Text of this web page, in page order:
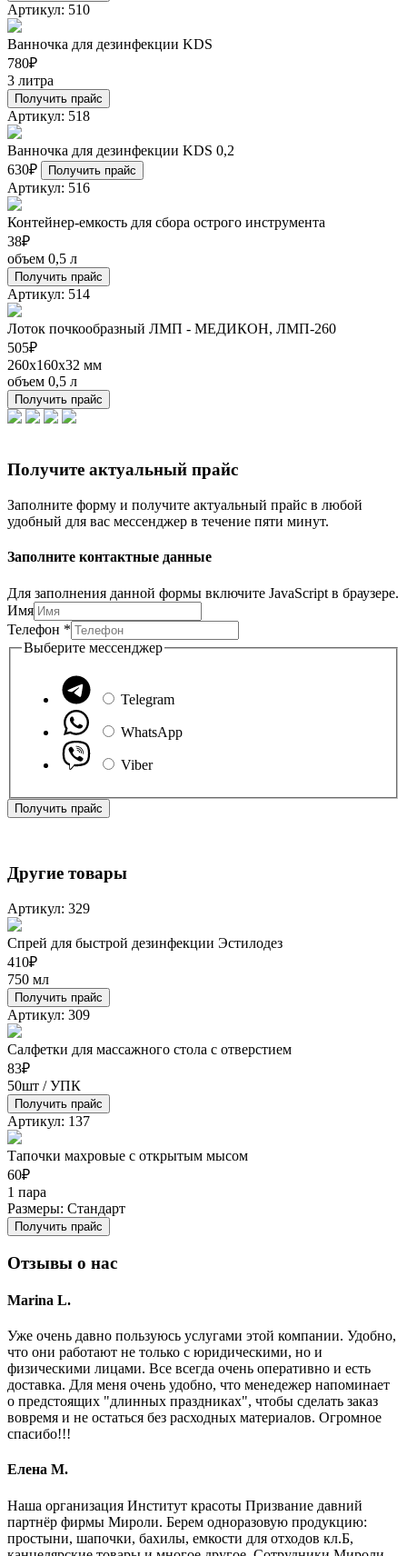
Артикул: 510
Ванночка для дезинфекции KDS
780₽
3 литра
Получить прайс
Артикул: 518
Ванночка для дезинфекции KDS 0,2
630₽ Получить прайс
Артикул: 516
Контейнер-емкость для сбора острого инструмента
38₽
объем 0,5 л
Получить прайс
Артикул: 514
Лоток почкообразный ЛМП - МЕДИКОН, ЛМП-260
505₽
260х160х32 мм
объем 0,5 л
Получить прайс
Получите актуальный прайс
Заполните форму и получите актуальный прайс в любой
удобный для вас мессенджер в течение пяти минут.
Заполните контактные данные
Для заполнения данной формы включите JavaScript в браузере.
Имя
Телефон *
Выберите мессенджер
Telegram
WhatsApp
Viber
Получить прайс
Другие товары
Артикул: 329
Спрей для быстрой дезинфекции Эстилодез
410₽
750 мл
Получить прайс
Артикул: 309
Салфетки для массажного стола с отверстием
83₽
50шт / УПК
Получить прайс
Артикул: 137
Тапочки махровые с открытым мысом
60₽
1 пара
Размеры: Стандарт
Получить прайс
Отзывы о нас
Marina L.
Уже очень давно пользуюсь услугами этой компании. Удобно,
что они работают не только с юридическими, но и
физическими лицами. Все всегда очень оперативно и есть
доставка. Для меня очень удобно, что менедежер напоминает
о предстоящих "длинных праздниках", чтобы сделать заказ
вовремя и не остаться без расходных материалов. Огромное
спасибо!!!
Елена М.
Наша организация Институт красоты Призвание давний
партнёр фирмы Мироли. Берем одноразовую продукцию:
простыни, шапочки, бахилы, емкости для отходов кл.Б,